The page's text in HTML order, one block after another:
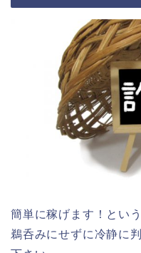
簡単に稼げます！とい
鵜呑みにせずに冷静に